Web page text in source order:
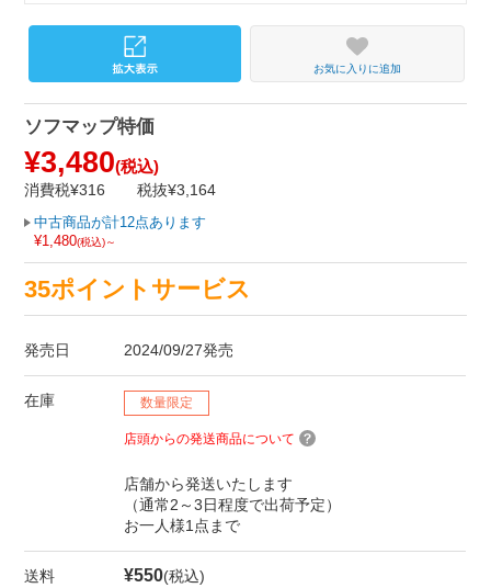
お気に入りに追加
ソフマップ特価
¥3,480(税込)
消費税¥316 税抜¥3,164
中古商品が計12点あります
¥1,480(税込)～
35ポイントサービス
発売日 2024/09/27発売
在庫 数量限定
店頭からの発送商品について
店舗から発送いたします
（通常2～3日程度で出荷予定）
お一人様1点まで
送料 ¥550(税込)